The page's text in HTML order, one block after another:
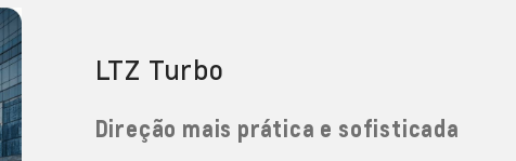
LTZ Turbo
Direção mais prática e sofisticada